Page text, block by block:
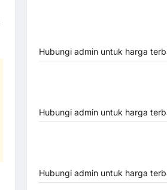
Hubungi admin untuk harga
Hubungi admin untuk harga
Hubungi admin untuk harga